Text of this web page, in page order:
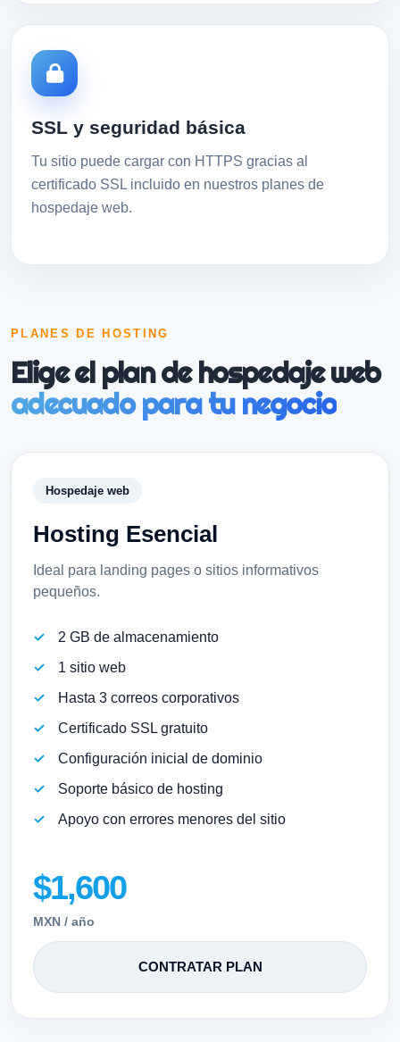
SSL y seguridad básica
Tu sitio puede cargar con HTTPS gracias al
certificado SSL incluido en nuestros planes de
hospedaje web.
PLANES DE HOSTING
Elige el plan de hospedaje web
adecuado para tu negocio
Hosting Esencial
Ideal para landing pages o sitios informativos
pequeños.
$1,600
MXN / año
2 GB de almacenamiento
1 sitio web
Hasta 3 correos corporativos
Certificado SSL gratuito
Configuración inicial de dominio
Soporte básico de hosting
Apoyo con errores menores del sitio
CONTRATAR PLAN